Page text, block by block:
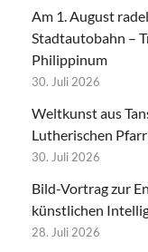
Am 1. August
Stadtautobahn –
Philippinum
30. Juli 2026
Weltkunst aus
Lutherischen
30. Juli 2026
Bild-Vortrag zur
künstlichen
28. Juli 2026